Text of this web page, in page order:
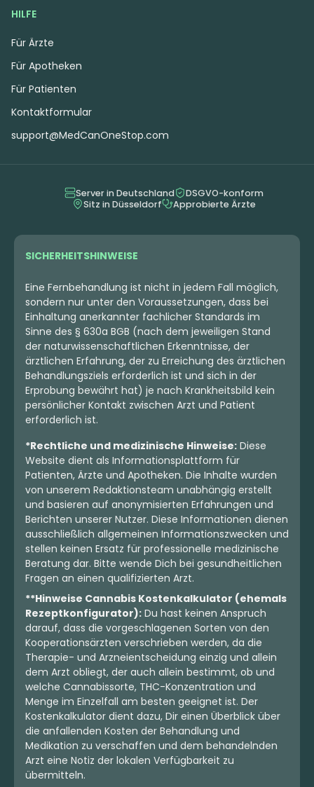
Sativa Blüten
SKK WWZ 21/1
CBD: 1 THC:30
Sativa Blüten
Huala 25/1 CA OSB
Orange Sherbet
4,3(1)
THC:24% CBD: <0,2 %
4.99 €
Huala 30/1 CA BDL
Baker's Delight
0 (0)
THC:28,6% CBD: <
5.49 €
Hybrid Blüten
Entourage – Sherbz 26/1
Sherbz
Sativa Blüten
Casper’s No. 52 –
Tamalez
HILFE
Für Ärzte
Für Apotheken
Für Patienten
Kontaktformular
support@MedCanOneStop.com
Server in Deutschland
DSGVO-konform
Sitz in Düsseldorf
Approbierte Ärzte
SICHERHEITSHINWEISE
Eine Fernbehandlung ist nicht in jedem Fall möglich,
sondern nur unter den Voraussetzungen, dass bei
Einhaltung anerkannter fachlicher Standards im
Sinne des § 630a BGB (nach dem jeweiligen Stand
der naturwissenschaftlichen Erkenntnisse, der
ärztlichen Erfahrung, der zu Erreichung des ärztlichen
Behandlungsziels erforderlich ist und sich in der
Erprobung bewährt hat) je nach Krankheitsbild kein
persönlicher Kontakt zwischen Arzt und Patient
erforderlich ist.
*Rechtliche und medizinische Hinweise: Diese
Website dient als Informationsplattform für
Patienten, Ärzte und Apotheken. Die Inhalte wurden
von unserem Redaktionsteam unabhängig erstellt
und basieren auf anonymisierten Erfahrungen und
Berichten unserer Nutzer. Diese Informationen dienen
ausschließlich allgemeinen Informationszwecken und
stellen keinen Ersatz für professionelle medizinische
Beratung dar. Bitte wende Dich bei gesundheitlichen
Fragen an einen qualifizierten Arzt.
**Hinweise Cannabis Kostenkalkulator (ehemals
Rezeptkonfigurator): Du hast keinen Anspruch
darauf, dass die vorgeschlagenen Sorten von den
Kooperationsärzten verschrieben werden, da die
Therapie- und Arzneientscheidung einzig und allein
dem Arzt obliegt, der auch allein bestimmt, ob und
welche Cannabissorte, THC-Konzentration und
Menge im Einzelfall am besten geeignet ist. Der
Kostenkalkulator dient dazu, Dir einen Überblick über
die anfallenden Kosten der Behandlung und
Medikation zu verschaffen und dem behandelnden
Arzt eine Notiz der lokalen Verfügbarkeit zu
übermitteln.